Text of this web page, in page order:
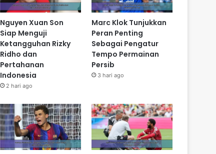
Nguyen Xuan Son
Siap Menguji
Ketangguhan Rizky
Ridho dan
Pertahanan
Indonesia
2 hari ago
Marc Klok Tunjukkan
Peran Penting
Sebagai Pengatur
Tempo Permainan
Persib
3 hari ago